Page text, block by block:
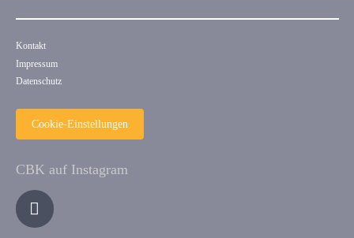
Kontakt
Impressum
Datenschutz
Cookie-Einstellungen
CBK auf Instagram